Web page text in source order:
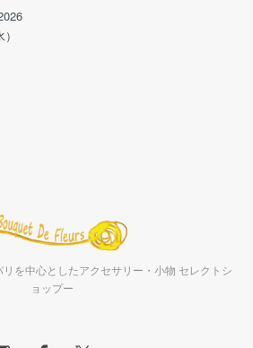
を中心としたアクセサリー・小物 セレクトシ
ョップー